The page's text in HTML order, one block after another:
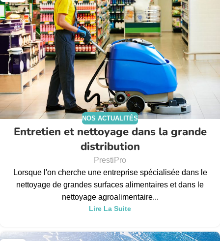
NOS ACTUALITÉS
Entretien et nettoyage dans la grande
distribution
PrestiPro
Lorsque l'on cherche une entreprise spécialisée dans le
nettoyage de grandes surfaces alimentaires et dans le
nettoyage agroalimentaire...
Lire La Suite